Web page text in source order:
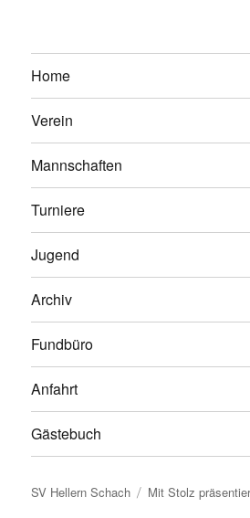
Home
Verein
Mannschaften
Turniere
Jugend
Archiv
Fundbüro
Anfahrt
Gästebuch
SV Hellern Schach Mit Stolz